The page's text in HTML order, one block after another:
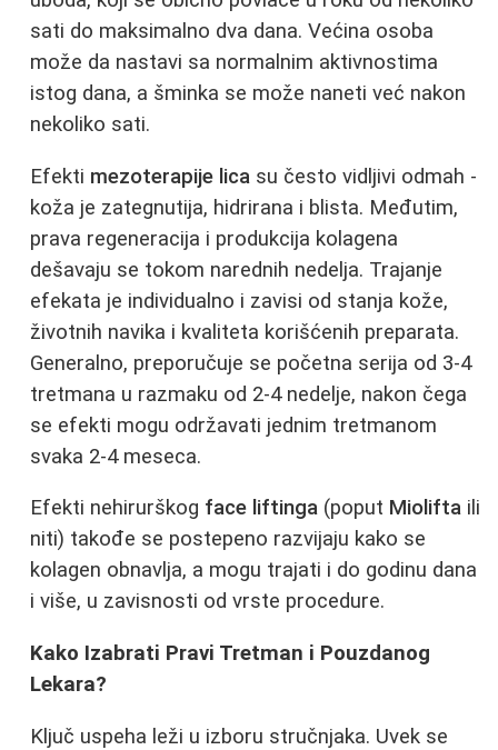
sati do maksimalno dva dana. Većina osoba
može da nastavi sa normalnim aktivnostima
istog dana, a šminka se može naneti već nakon
nekoliko sati.
Efekti mezoterapije lica su često vidljivi odmah -
koža je zategnutija, hidrirana i blista. Međutim,
prava regeneracija i produkcija kolagena
dešavaju se tokom narednih nedelja. Trajanje
efekata je individualno i zavisi od stanja kože,
životnih navika i kvaliteta korišćenih preparata.
Generalno, preporučuje se početna serija od 3-4
tretmana u razmaku od 2-4 nedelje, nakon čega
se efekti mogu održavati jednim tretmanom
svaka 2-4 meseca.
Efekti nehirurškog face liftinga (poput Miolifta ili
niti) takođe se postepeno razvijaju kako se
kolagen obnavlja, a mogu trajati i do godinu dana
i više, u zavisnosti od vrste procedure.
Kako Izabrati Pravi Tretman i Pouzdanog
Lekara?
Ključ uspeha leži u izboru stručnjaka. Uvek se